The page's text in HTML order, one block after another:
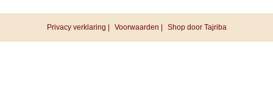
Privacy verklaring | Voorwaarden | Shop door Tajriba